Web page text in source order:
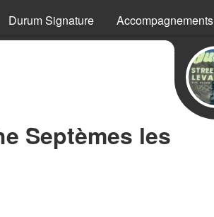
Durum Signature Accompagnements
Septèmes les